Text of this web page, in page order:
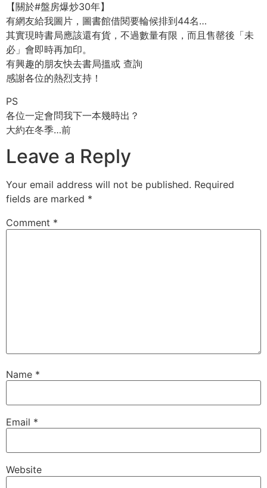
【關於#盤房爆炒30年】
有網友給我圖片，圖書館借閱要輪候排到44名…
其實現時書局應該還有貨，不過數量有限，而且售罄後「未
必」會即時再加印。
有興趣的朋友快去書局搵或 查詢
感謝各位的熱烈支持！
PS
各位一定會問我下一本幾時出？
大約在冬季…前
Leave a Reply
Your email address will not be published. Required
fields are marked *
Comment *
Name *
Email *
Website